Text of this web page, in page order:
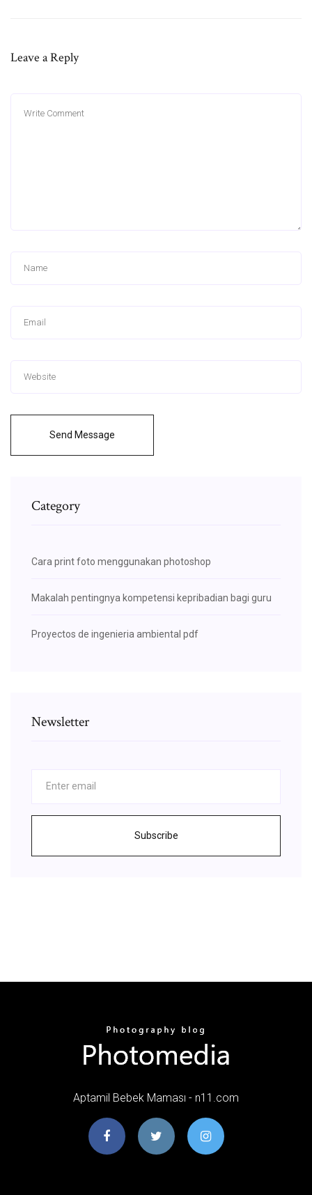
Leave a Reply
Send Message
Category
Cara print foto menggunakan photoshop
Makalah pentingnya kompetensi kepribadian bagi guru
Proyectos de ingenieria ambiental pdf
Newsletter
Subscribe
Aptamil Bebek Maması - n11.com